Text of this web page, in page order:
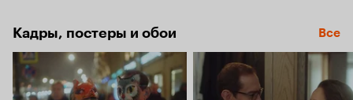
Кадры, постеры и обои Все